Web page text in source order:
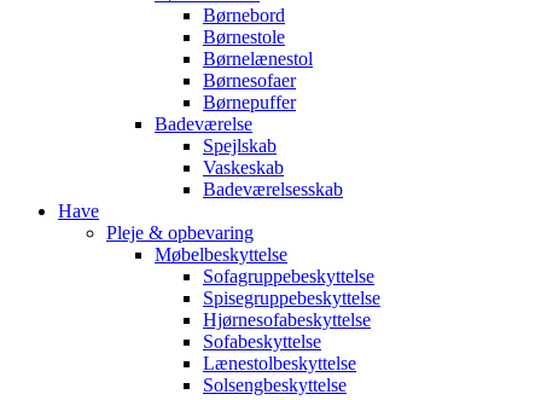
Børnebord
Børnestole
Børnelænestol
Børnesofaer
Børnepuffer
Badeværelse
Spejlskab
Vaskeskab
Badeværelsesskab
Have
Pleje & opbevaring
Møbelbeskyttelse
Sofagruppebeskyttelse
Spisegruppebeskyttelse
Hjørnesofabeskyttelse
Sofabeskyttelse
Lænestolbeskyttelse
Solsengbeskyttelse